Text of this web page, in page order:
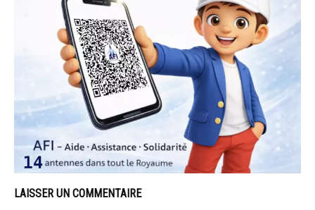
LAISSER UN COMMENTAIRE